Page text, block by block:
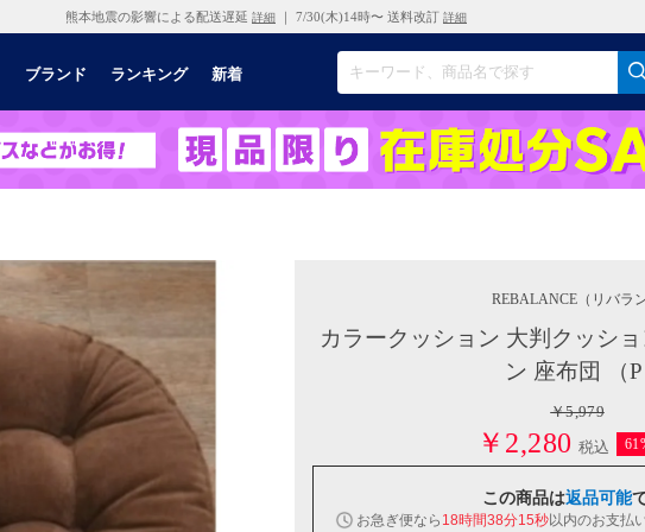
熊本地震の影響による配送遅延 詳細 ｜ 7/30(木)14時〜 送料改訂 詳細
ブランド ランキング 新着
REBALANCE （リバラ
カラークッション 大判クッシ
ン 座布団 （P
￥5,979
￥2,280 税込
この商品は返品可能
お急ぎ便なら 18時間38分14秒以内のお支払